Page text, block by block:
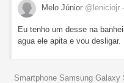
Melo Júnior @leniciojr
Eu tenho um desse na
agua ele apita e vou desligar.
Smartphone Samsung